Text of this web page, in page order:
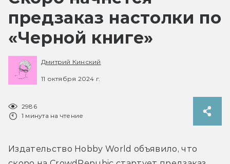
предзаказ настолки по
«Черной книге»
Дмитрий Кинский
11 октября 2024 г.
2986
1 минута на чтение
Издательство Hobby World объявило, что